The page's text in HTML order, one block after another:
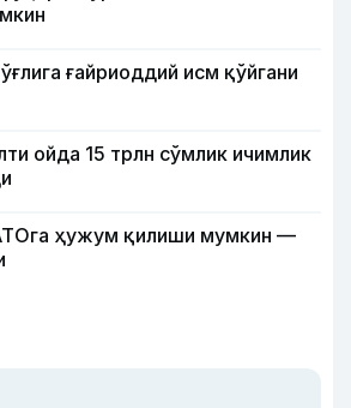
ғайриоддий исм қўйгани
ойда 15 трлн сўмлик ичимлик
ҳужум қилиши мумкин —